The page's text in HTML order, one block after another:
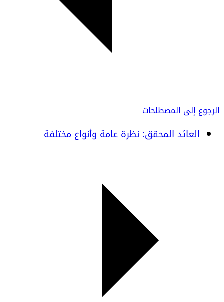
الرجوع إلى المصطلحات
العائد المحقق: نظرة عامة وأنواع مختلفة